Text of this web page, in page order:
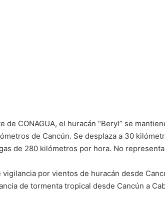
de CONAGUA, el huracán “Beryl” se
de Cancún. Se desplaza a 30
de 280 kilómetros por hora. No
vigilancia por vientos de huracán desde
de tormenta tropical desde Cancún a